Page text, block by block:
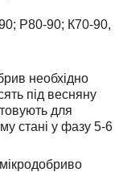
Р80-90; К70-90,
необхідно
під весняну
для
стані у фазу 5-6